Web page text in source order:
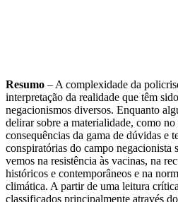
Resumo – A complexidade da
interpretação da realidade que têm
negacionismos diversos. Enquanto
delirar sobre a materialidade, como
consequências da gama de dúvidas e
conspiratórias do campo negacionista
vemos na resistência às vacinas, na
históricos e contemporâneos e na
climática. A partir de uma leitura
classificados principalmente através